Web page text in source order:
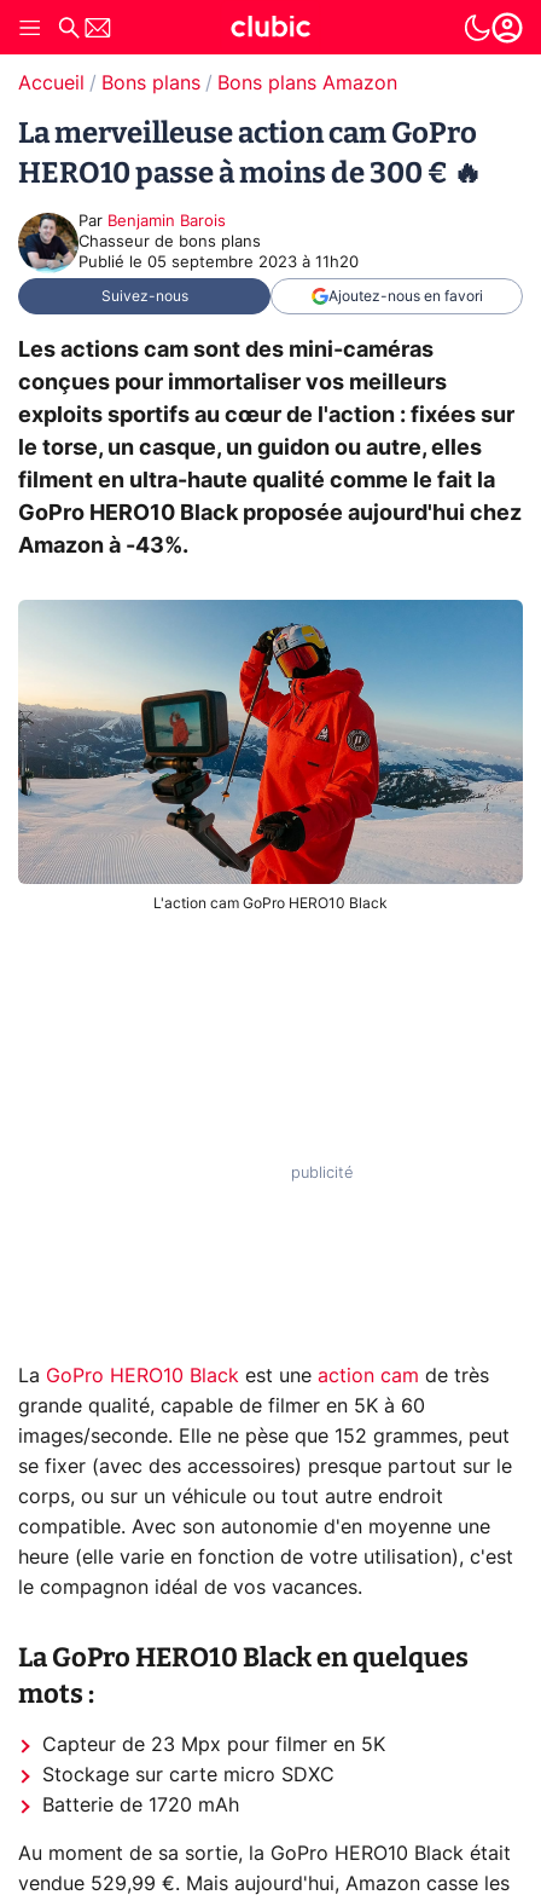
Accueil Bons plans Bons plans Amazon
La merveilleuse action cam GoPro
HERO10 passe à moins de 300 € 🔥
Par Benjamin Barois
Chasseur de bons plans
Publié le 05 septembre 2023 à 11h20
Suivez-nous Ajoutez-nous en favori
Les actions cam sont des mini-caméras
conçues pour immortaliser vos meilleurs
exploits sportifs au cœur de l'action : fixées sur
le torse, un casque, un guidon ou autre, elles
filment en ultra-haute qualité comme le fait la
GoPro HERO10 Black proposée aujourd'hui chez
Amazon à -43%.
L'action cam GoPro HERO10 Black
La GoPro HERO10 Black est une action cam de très
grande qualité, capable de filmer en 5K à 60
images/seconde. Elle ne pèse que 152 grammes, peut
se fixer (avec des accessoires) presque partout sur le
corps, ou sur un véhicule ou tout autre endroit
compatible. Avec son autonomie d'en moyenne une
heure (elle varie en fonction de votre utilisation), c'est
le compagnon idéal de vos vacances.
La GoPro HERO10 Black en quelques
mots :
Capteur de 23 Mpx pour filmer en 5K
Stockage sur carte micro SDXC
Batterie de 1720 mAh
Au moment de sa sortie, la GoPro HERO10 Black était
vendue 529,99 €. Mais aujourd'hui, Amazon casse les